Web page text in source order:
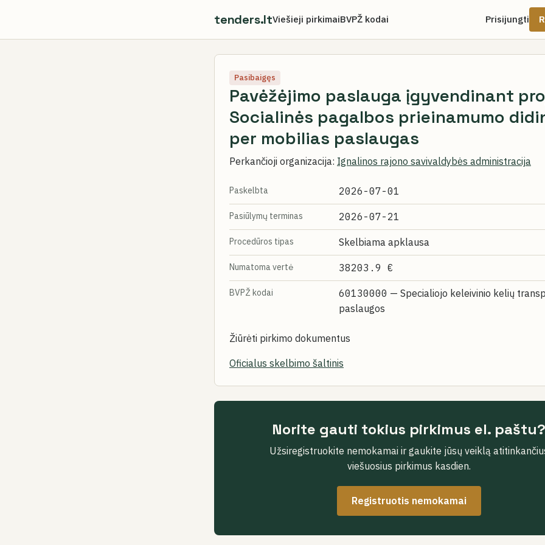
tenders.ltViešieji pirkimaiBVPŽ kodai Prisijungti
Pasibaigęs
Pavėžėjimo paslauga įgyvendinant
Socialinės pagalbos prieinamumo
per mobilias paslaugas
Perkančioji organizacija: Ignalinos rajono savivaldybės administracija
Paskelbta 2026-07-01
Pasiūlymų terminas 2026-07-21
Procedūros tipas Skelbiama apklausa
Numatoma vertė 38203.9 €
BVPŽ kodai 60130000 — Specialiojo keleivinio kelių
paslaugos
Žiūrėti pirkimo dokumentus
Oficialus skelbimo šaltinis
Norite gauti tokius pirkimus el. paštu?
Užsiregistruokite nemokamai ir gaukite jūsų veiklą
viešuosius pirkimus kasdien.
Registruotis nemokamai